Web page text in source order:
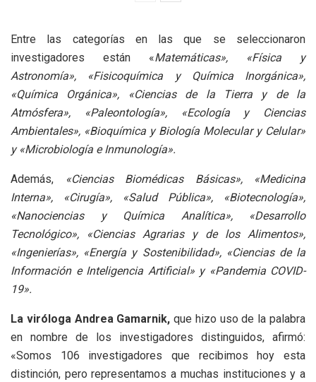
Entre las categorías en las que se seleccionaron
investigadores están «Matemáticas», «Física y
Astronomía», «Fisicoquímica y Química Inorgánica»,
«Química Orgánica», «Ciencias de la Tierra y de la
Atmósfera», «Paleontología», «Ecología y Ciencias
Ambientales», «Bioquímica y Biología Molecular y Celular»
y «Microbiología e Inmunología».
Además,
«Ciencias Biomédicas Básicas», «Medicina
Interna», «Cirugía», «Salud Pública», «Biotecnología»,
«Nanociencias y Química Analítica», «Desarrollo
Tecnológico», «Ciencias Agrarias y de los Alimentos»,
«Ingenierías», «Energía y Sostenibilidad», «Ciencias de la
Información e Inteligencia Artificial» y «Pandemia COVID-
19».
La viróloga Andrea Gamarnik, que hizo uso de la palabra
en nombre de los investigadores distinguidos, afirmó:
«Somos 106 investigadores que recibimos hoy esta
distinción, pero representamos a muchas instituciones y a